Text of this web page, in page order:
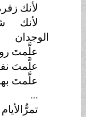
لأنك
لأنك
الوجدان
علَّمتَ
علَّمتَ
علَّمتَ